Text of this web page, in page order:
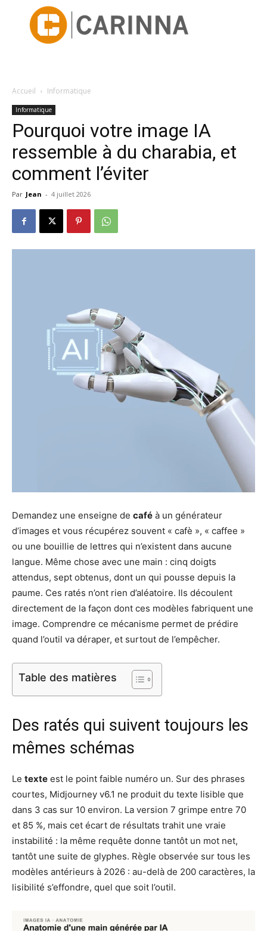
Accueil Informatique
Informatique
Pourquoi votre image IA
ressemble à du charabia, et
comment l’éviter
Par Jean - 4 juillet 2026
Demandez une enseigne de café à un générateur
d’images et vous récupérez souvent « cafè », « caffee »
ou une bouillie de lettres qui n’existent dans aucune
langue. Même chose avec une main : cinq doigts
attendus, sept obtenus, dont un qui pousse depuis la
paume. Ces ratés n’ont rien d’aléatoire. Ils découlent
directement de la façon dont ces modèles fabriquent une
image. Comprendre ce mécanisme permet de prédire
quand l’outil va déraper, et surtout de l’empêcher.
Table des matières
Des ratés qui suivent toujours les
mêmes schémas
Le texte est le point faible numéro un. Sur des phrases
courtes, Midjourney v6.1 ne produit du texte lisible que
dans 3 cas sur 10 environ. La version 7 grimpe entre 70
et 85 %, mais cet écart de résultats trahit une vraie
instabilité : la même requête donne tantôt un mot net,
tantôt une suite de glyphes. Règle observée sur tous les
modèles antérieurs à 2026 : au-delà de 200 caractères, la
lisibilité s’effondre, quel que soit l’outil.